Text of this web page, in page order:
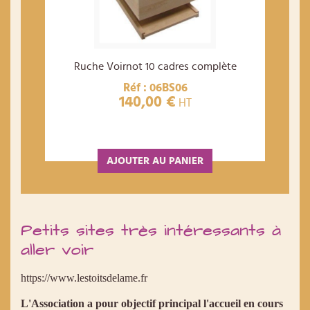
Ruche Voirnot 10 cadres complète
Réf : 06BS06
140,00 € HT
AJOUTER AU PANIER
Petits sites très intéressants à
aller voir
https://www.lestoitsdelame.fr
L'Association a pour objectif principal l'accueil en cours